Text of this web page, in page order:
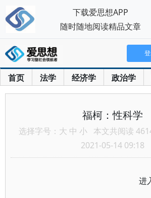
首页 法学 经济学 政治学
福柯：性科学
选择字号： 大 中 小 本文共阅读
2021-05-14 09:18
进
下载爱思想APP
随时随地阅读精品文章